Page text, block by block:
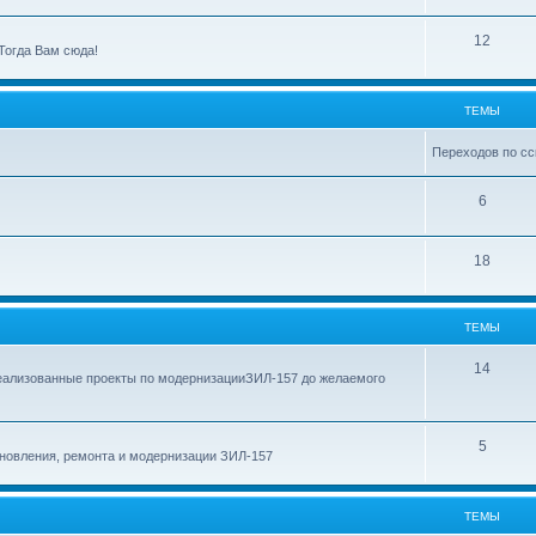
Вам сюда!
12
ы
ТЕМЫ
Переходов по
6Т
м
ы
18
м
ТЕМЫ
проекты по модернизацииЗИЛ-157 до желаемого
14Т
м
ремонта и модернизации ЗИЛ-157
5Т
ТЕМЫ